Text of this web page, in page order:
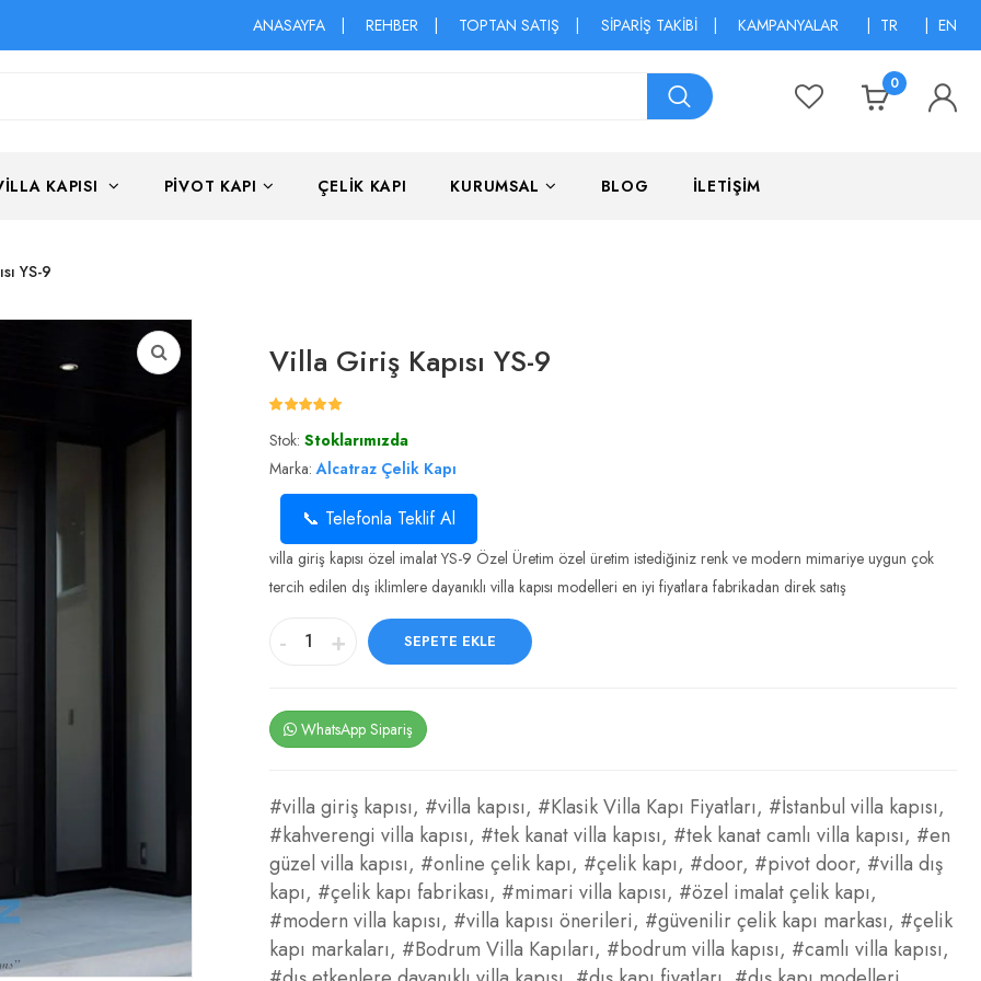
ANASAYFA REHBER TOPTAN SATIŞ SİPARİŞ TAKİBİ KAMPANYALAR TR EN
0
KAPISI PIVOT KAPI ÇELIK KAPI KURUMSAL BLOG İLETİŞİM
YS-9
Villa Giriş Kapısı YS-9
Stok:Stoklarımızda
Marka:Alcatraz Çelik Kapı
📞 Telefonla Teklif Al
villa giriş kapısı özel imalat YS-9 Özel Üretim özel üretim istediğiniz renk ve modern mimariye uygun çok
tercih edilen dış iklimlere dayanıklı villa kapısı modelleri en iyi fiyatlara fabrikadan direk satış
- + SEPETE EKLE
WhatsApp Sipariş
#villa giriş kapısı, #villa kapısı, #Klasik Villa Kapı Fiyatları, #İstanbul villa kapısı,
#kahverengi villa kapısı, #tek kanat villa kapısı, #tek kanat camlı villa kapısı, #en
güzel villa kapısı, #online çelik kapı, #çelik kapı, #door, #pivot door, #villa dış
kapı, #çelik kapı fabrikası, #mimari villa kapısı, #özel imalat çelik kapı,
#modern villa kapısı, #villa kapısı önerileri, #güvenilir çelik kapı markası, #çelik
kapı markaları, #Bodrum Villa Kapıları, #bodrum villa kapısı, #camlı villa kapısı,